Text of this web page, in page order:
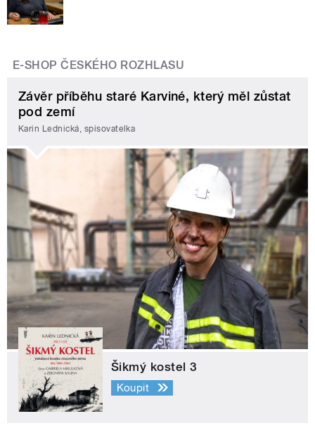
E-SHOP ČESKÉHO ROZHLASU
Závěr příběhu staré Karviné, který měl zůstat
pod zemí
Karin Lednická, spisovatelka
Šikmý kostel 3
Koupit